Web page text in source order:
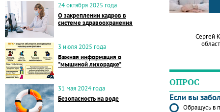
24 октября 2025 года
О закреплении кадров в
системе здравоохранения
3 июля 2025 года
Важная информация о
"мышиной лихорадке"
31 мая 2024 года
Безопасность на воде
Сергей
ОПРОС
Если вы
Обращусь в